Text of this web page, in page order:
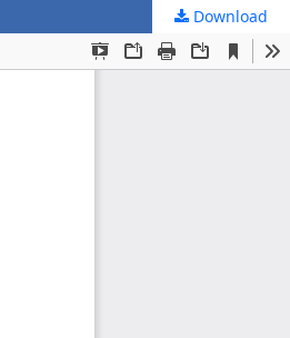
Download